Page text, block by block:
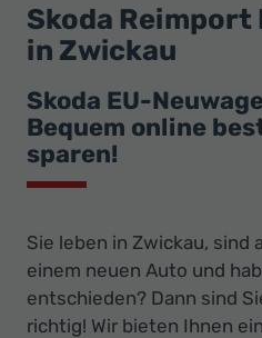
Neuwagen
Jahreswagen
und
Gebrauchtwagen
zu
Top-
-
Innovatives
Skoda Reimport
in Zwickau
Skoda EU-
Bequem online
sparen!
Sie leben in Zwickau, sind
einem neuen Auto und
entschieden? Dann sind
richtig! Wir bieten Ihnen